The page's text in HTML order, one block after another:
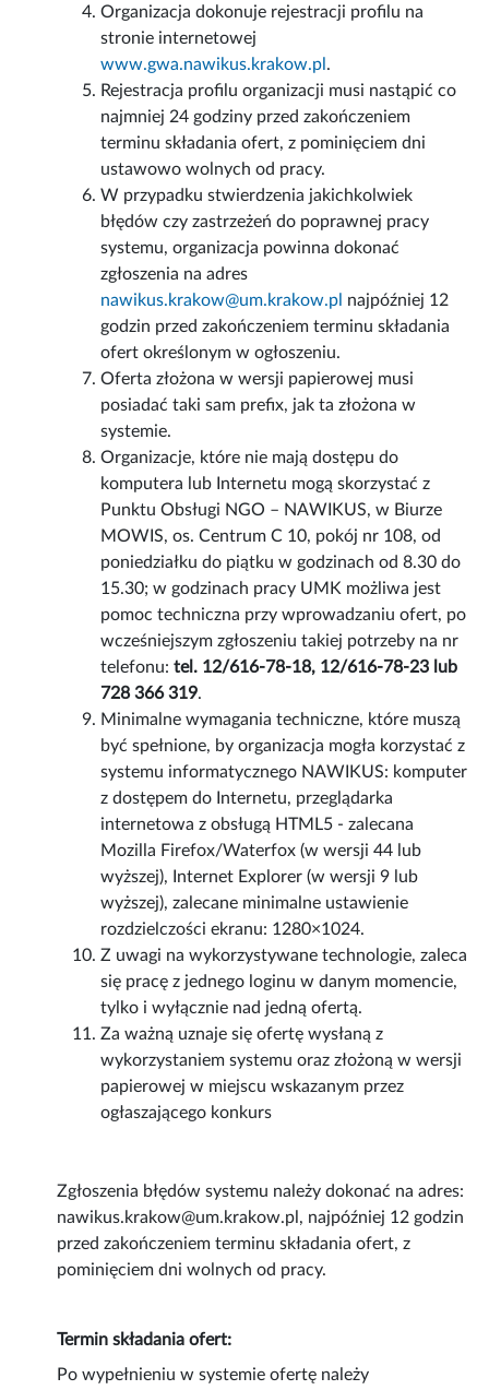
Organizacja dokonuje rejestracji profilu na
stronie internetowej
www.gwa.nawikus.krakow.pl .
Rejestracja profilu organizacji musi nastąpić co
najmniej 24 godziny przed zakończeniem
terminu składania ofert, z pominięciem dni
ustawowo wolnych od pracy.
W przypadku stwierdzenia jakichkolwiek
błędów czy zastrzeżeń do poprawnej pracy
systemu, organizacja powinna dokonać
zgłoszenia na adres
nawikus.krakow@um.krakow.pl najpóźniej 12
godzin przed zakończeniem terminu składania
ofert określonym w ogłoszeniu.
Oferta złożona w wersji papierowej musi
posiadać taki sam prefix, jak ta złożona w
systemie.
Organizacje, które nie mają dostępu do
komputera lub Internetu mogą skorzystać z
Punktu Obsługi NGO – NAWIKUS, w Biurze
MOWIS, os. Centrum C 10, pokój nr 108, od
poniedziałku do piątku w godzinach od 8.30 do
15.30; w godzinach pracy UMK możliwa jest
pomoc techniczna przy wprowadzaniu ofert, po
wcześniejszym zgłoszeniu takiej potrzeby na nr
telefonu:tel. 12/616-78-18, 12/616-78-23 lub
728 366 319.
Minimalne wymagania techniczne, które muszą
być spełnione, by organizacja mogła korzystać z
systemu informatycznego NAWIKUS: komputer
z dostępem do Internetu, przeglądarka
internetowa z obsługą HTML5 - zalecana
Mozilla Firefox/Waterfox (w wersji 44 lub
wyższej), Internet Explorer (w wersji 9 lub
wyższej), zalecane minimalne ustawienie
rozdzielczości ekranu: 1280×1024.
Z uwagi na wykorzystywane technologie, zaleca
się pracę z jednego loginu w danym momencie,
tylko i wyłącznie nad jedną ofertą.
Za ważną uznaje się ofertę wysłaną z
wykorzystaniem systemu oraz złożoną w wersji
papierowej w miejscu wskazanym przez
ogłaszającego konkurs
Zgłoszenia błędów systemu należy dokonać na adres:
nawikus.krakow@um.krakow.pl, najpóźniej 12 godzin
przed zakończeniem terminu składania ofert, z
pominięciem dni wolnych od pracy.
Termin składania ofert:
Po wypełnieniu w systemie ofertę należy